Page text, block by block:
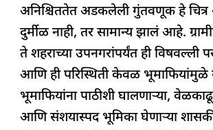
अनिश्चिततेत अडकलेली गुंतवणूक हे चित्र
दुर्मीळ नाही, तर सामान्य झालं आहे.
ते शहराच्या उपनगरांपर्यंत ही
आणि ही परिस्थिती केवळ भूमाफियांमुळे
भूमाफियांना पाठीशी घालणाऱ्या,
आणि संशयास्पद भूमिका घेणाऱ्या